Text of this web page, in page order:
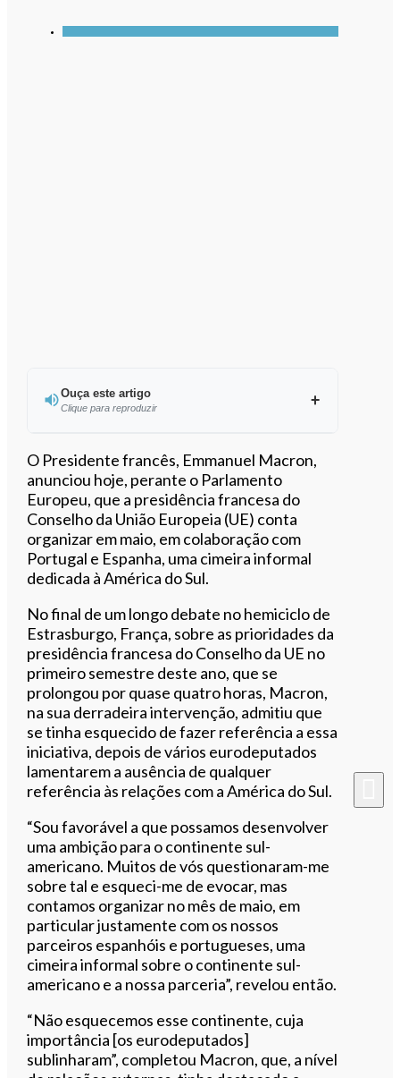
Ouça este artigo
Clique para reproduzir
Ouvir este artigo
O Presidente francês, Emmanuel Macron,
anunciou hoje, perante o Parlamento
Europeu, que a presidência francesa do
Conselho da União Europeia (UE) conta
organizar em maio, em colaboração com
Portugal e Espanha, uma cimeira informal
dedicada à América do Sul.
No final de um longo debate no hemiciclo de
Estrasburgo, França, sobre as prioridades da
presidência francesa do Conselho da UE no
primeiro semestre deste ano, que se
prolongou por quase quatro horas, Macron,
na sua derradeira intervenção, admitiu que
se tinha esquecido de fazer referência a essa
iniciativa, depois de vários eurodeputados
lamentarem a ausência de qualquer
referência às relações com a América do Sul.
“Sou favorável a que possamos desenvolver
uma ambição para o continente sul-
americano. Muitos de vós questionaram-me
sobre tal e esqueci-me de evocar, mas
contamos organizar no mês de maio, em
particular justamente com os nossos
parceiros espanhóis e portugueses, uma
cimeira informal sobre o continente sul-
americano e a nossa parceria”, revelou então.
“Não esquecemos esse continente, cuja
importância [os eurodeputados]
sublinharam”, completou Macron, que, a nível